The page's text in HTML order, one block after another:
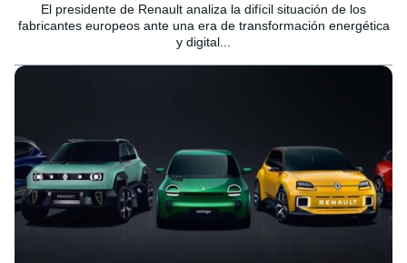
El presidente de Renault analiza la difícil situación de los
fabricantes europeos ante una era de transformación energética
y digital...